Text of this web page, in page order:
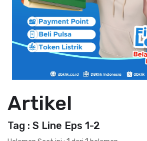
Artikel
Tag : S Line Eps 1-2